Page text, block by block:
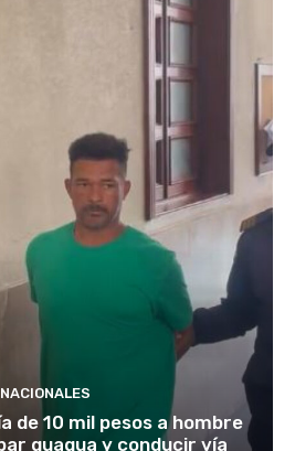
NACIONALES
de 10 mil pesos a hombre
guagua y conducir vía